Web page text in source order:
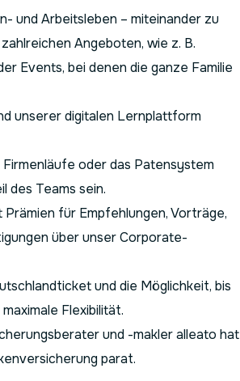
und Arbeitsleben – miteinander zu
Angeboten, wie z. B.
Events, bei denen die ganze Familie
unserer digitalen Lernplattform
oder das Patensystem
des Teams sein.
für Empfehlungen, Vorträge,
über unser Corporate-
und die Möglichkeit, bis
Flexibilität.
und -makler alleato hat
parat.